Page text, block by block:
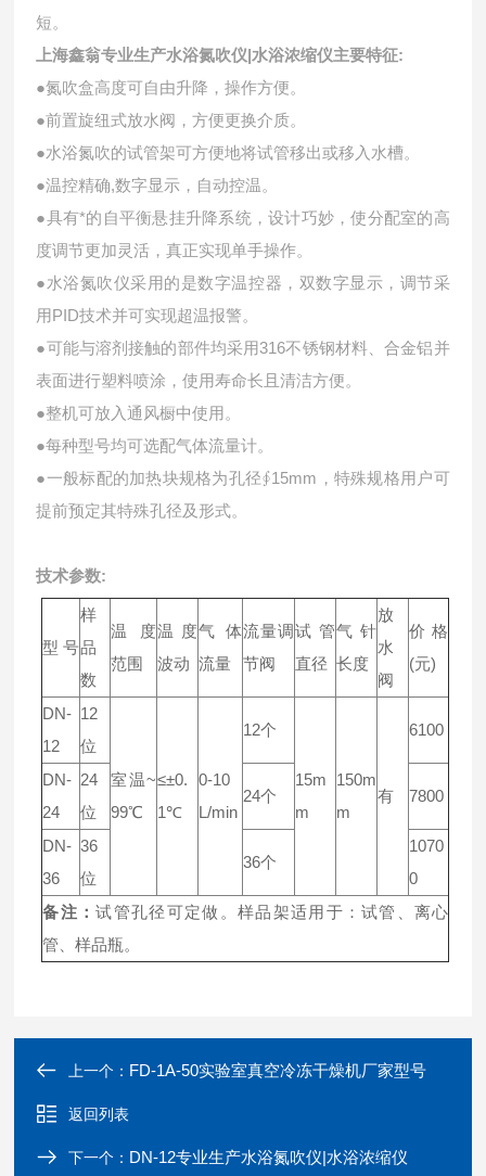
短。
上海鑫翁专业生产水浴氮吹仪|水浴浓缩仪主要特征:
●氮吹盒高度可自由升降，操作方便。
●前置旋纽式放水阀，方便更换介质。
●水浴氮吹的试管架可方便地将试管移出或移入水槽。
●温控精确,数字显示，自动控温。
●具有*的自平衡悬挂升降系统，设计巧妙，使分配室的高
度调节更加灵活，真正实现单手操作。
●水浴氮吹仪采用的是数字温控器，双数字显示，调节采
用PID技术并可实现超温报警。
●可能与溶剂接触的部件均采用316不锈钢材料、合金铝并
表面进行塑料喷涂，使用寿命长且清洁方便。
●整机可放入通风橱中使用。
●每种型号均可选配气体流量计。
●一般标配的加热块规格为孔径∮15mm，特殊规格用户可
提前预定其特殊孔径及形式。
技术参数:
型 号
样
品
数
温度
范围
温度
波动
气体
流量
流量调
节阀
试管
直径
气针
长度
放
水
阀
价格
(元)
DN-
12
12
位
室温~
99℃
≤±0.
1℃
0-10
L/min
12个
15m
m
150m
m
有
6100
DN-
24
24
位
24个 7800
DN-
36
36
位
36个
1070
0
备注：试管孔径可定做。样品架适用于：试管、离心
管、样品瓶。
上一个： FD-1A-50实验室真空冷冻干燥机厂家型号
返回列表
下一个： DN-12专业生产水浴氮吹仪|水浴浓缩仪